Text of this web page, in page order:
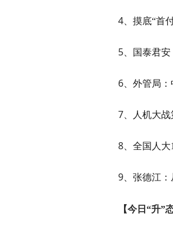
4 、摸底“首
5 、国泰君
6 、外管局
7 、人机大
8 、全国人大
9 、张德江
【今日“升”态